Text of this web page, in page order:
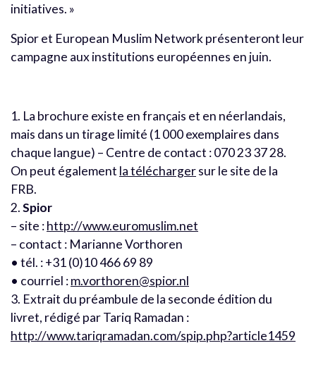
initiatives. »
Spior et European Muslim Network présenteront leur
campagne aux institutions européennes en juin.
1. La brochure existe en français et en néerlandais,
mais dans un tirage limité (1 000 exemplaires dans
chaque langue) – Centre de contact : 070 23 37 28.
On peut également la téléchargersur le site de la
FRB.
2.Spior
– site :http://www.euromuslim.net
– contact : Marianne Vorthoren
• tél. : +31 (0)10 466 69 89
• courriel :m.vorthoren@spior.nl
3. Extrait du préambule de la seconde édition du
livret, rédigé par Tariq Ramadan :
http://www.tariqramadan.com/spip.php?article1459